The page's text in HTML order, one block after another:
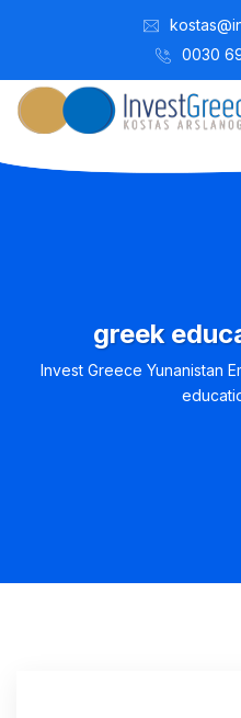
0030
greek
Invest Greece Yunanistan